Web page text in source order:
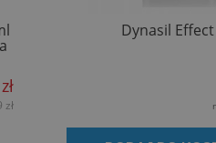
zł
Dynasil Effect